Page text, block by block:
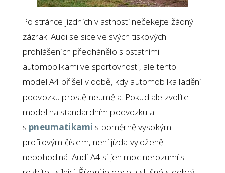
Po stránce jízdních vlastností nečekejte žádný
zázrak. Audi se sice ve svých tiskových
prohlášeních předhánělo s ostatními
automobilkami ve sportovnosti, ale tento
model A4 přišel v době, kdy automobilka ladění
podvozku prostě neuměla. Pokud ale zvolíte
model na standardním podvozku a
s pneumatikami s poměrně vysokým
profilovým číslem, není jízda vyloženě
nepohodlná. Audi A4 si jen moc nerozumí s